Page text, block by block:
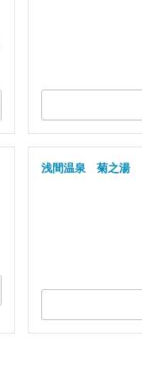
浅間温泉 菊之湯